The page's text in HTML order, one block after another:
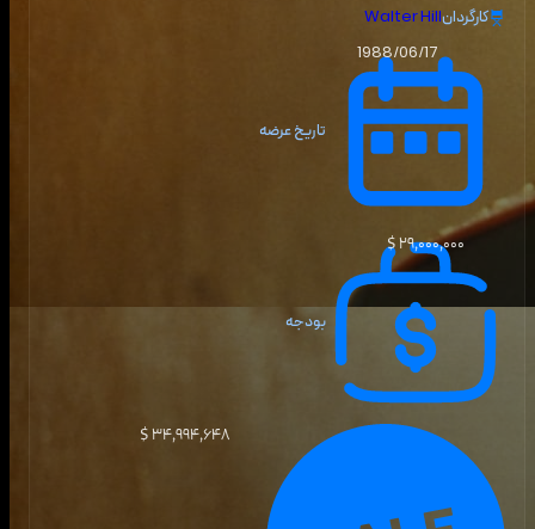
کارگردانWalter Hill
تاریخ عرضه
1988/06/17
بودجه
۲۹٬۰۰۰٬۰۰۰ $
۳۴٬۹۹۴٬۶۴۸ $